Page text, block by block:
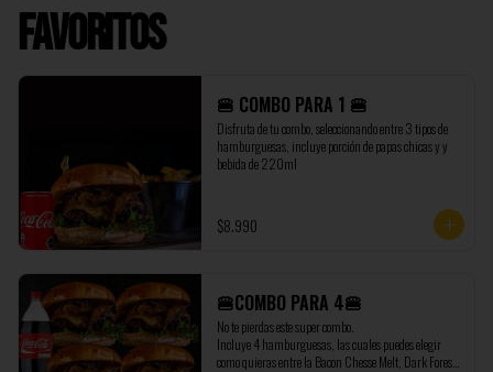
Favoritos
🍔 COMBO PARA 1 🍔
Disfruta de tu combo, seleccionando entre 3 tipos de
hamburguesas, incluye porción de papas chicas y y
bebida de 220ml
$8.990
🍔COMBO PARA 4🍔
No te pierdas este super combo.
Incluye 4 hamburguesas, las cuales puedes elegir
como quieras entre la Bacon Chesse Melt, Dark Forest,